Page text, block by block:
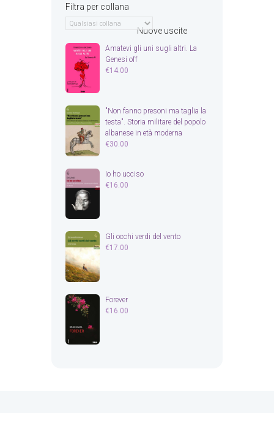
Filtra per collana
Nuove uscite
Amatevi gli uni sugli altri. La
Genesi off
€14.00
"Non fanno presoni ma taglia la
testa". Storia militare del popolo
albanese in età moderna
€30.00
Io ho ucciso
€16.00
Gli occhi verdi del vento
€17.00
Forever
€16.00